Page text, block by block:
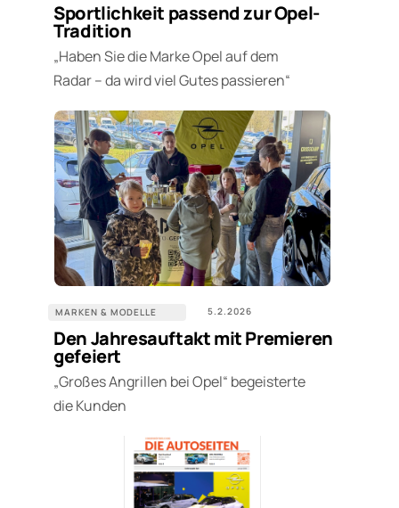
Sportlichkeit passend zur Opel-
Tradition
„Haben Sie die Marke Opel auf dem
Radar – da wird viel Gutes passieren“
MARKEN & MODELLE 5.2.2026
Den Jahresauftakt mit Premieren
gefeiert
„Großes Angrillen bei Opel“ begeisterte
die Kunden